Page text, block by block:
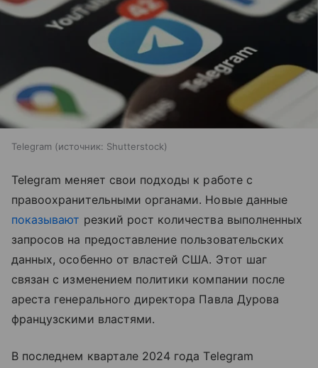
Telegram источник: Shutterstock
Telegram меняет свои подходы к работе с
правоохранительными органами. Новые данные
показывают резкий рост количества выполненных
запросов на предоставление пользовательских
данных, особенно от властей США. Этот шаг
связан с изменением политики компании после
ареста генерального директора Павла Дурова
французскими властями.
В последнем квартале 2024 года Telegram